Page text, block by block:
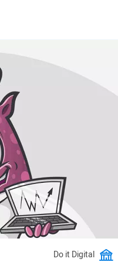
Do it Digital